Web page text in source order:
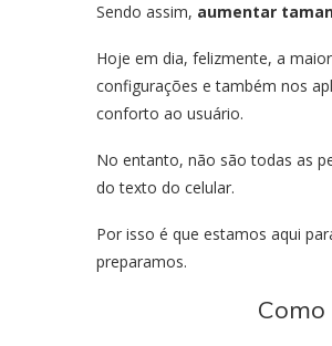
Sendo assim, aumentar
Hoje em dia, felizmente, a
configurações e também nos
conforto ao usuário.
No entanto, não são todas as
do texto do celular.
Por isso é que estamos aqui
preparamos.